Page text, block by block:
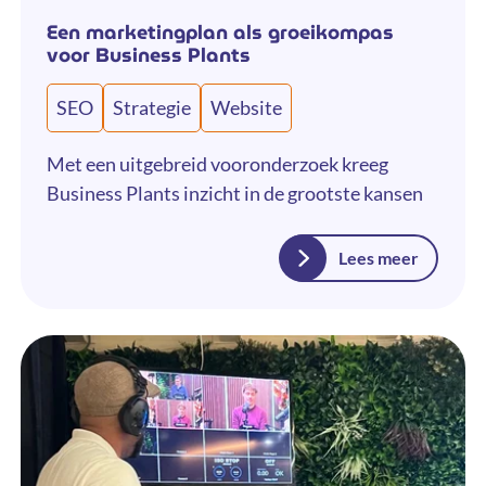
Een marketingplan als groeikompas
voor Business Plants
SEO Strategie Website
Met een uitgebreid vooronderzoek kreeg
Business Plants inzicht in de grootste kansen
Lees meer